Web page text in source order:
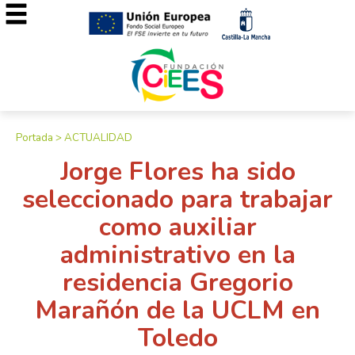
Portada >ACTUALIDAD
Jorge Flores ha sido
seleccionado para trabajar
como auxiliar
administrativo en la
residencia Gregorio
Marañón de la UCLM en
Toledo